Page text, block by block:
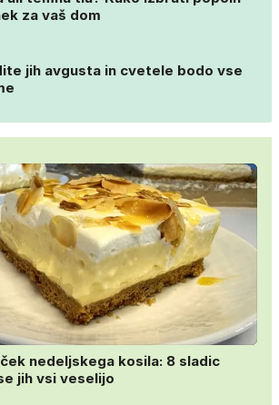
za vaš dom
jih avgusta in cvetele bodo vse
nedeljskega kosila: 8 sladic
jih vsi veselijo